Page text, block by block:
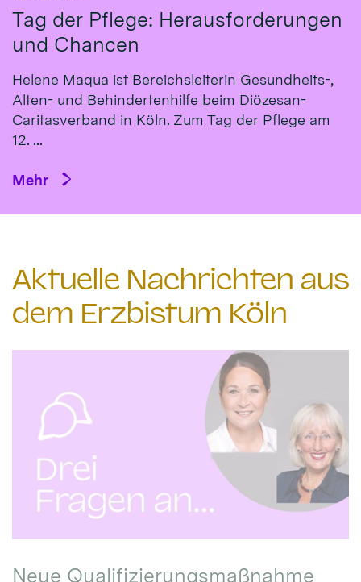
Tag der Pflege: Herausforderungen
und Chancen
Helene Maqua ist Bereichsleiterin Gesundheits-,
Alten- und Behindertenhilfe beim Diözesan-
Caritasverband in Köln. Zum Tag der Pflege am
12. ...
Mehr
Aktuelle Nachrichten aus
dem Erzbistum Köln
Neue Qualifizierungsmaßnahme